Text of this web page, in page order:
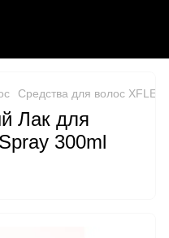
Средства для волос XFLEX
Лак для
300ml